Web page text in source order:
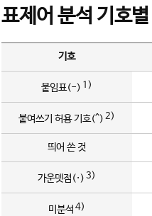
표제어 분석 기호
기호
붙임표(-) 1)
붙여쓰기 허용 기호(^) 2)
띄어 쓴 것
가운뎃점(·) 3)
미분석 4)